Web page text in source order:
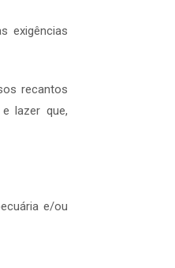
exigências
recantos
lazer que,
e/ou